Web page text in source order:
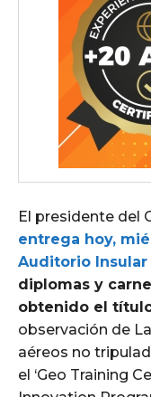
El presidente del
entrega hoy,
Auditorio
diplomas y
obtenido el
observación de
aéreos no
el ‘Geo Training